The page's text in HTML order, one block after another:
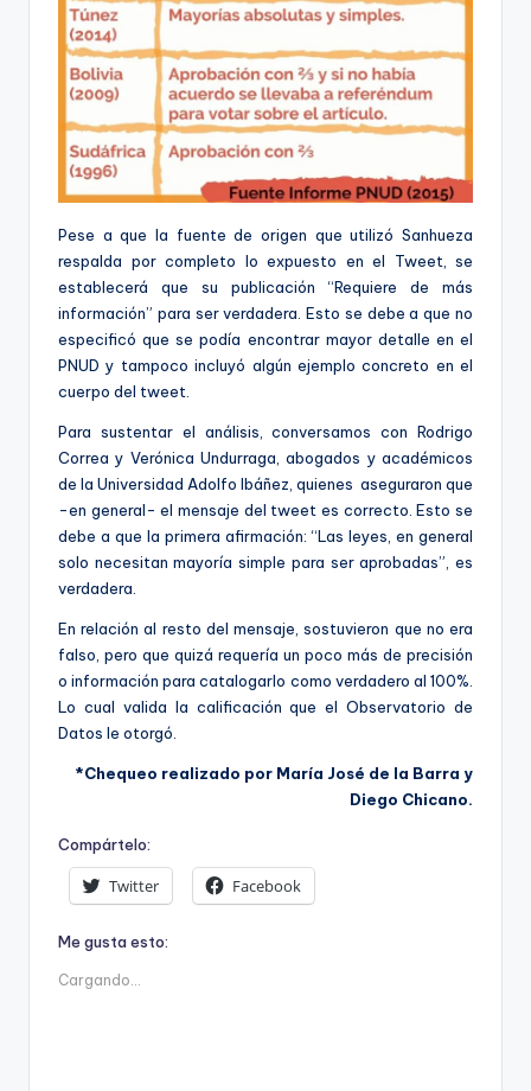
Pese a que la fuente de origen que utilizó Sanhueza
respalda por completo lo expuesto en el Tweet, se
establecerá que su publicación “Requiere de más
información” para ser verdadera. Esto se debe a que no
especificó que se podía encontrar mayor detalle en el
PNUD y tampoco incluyó algún ejemplo concreto en el
cuerpo del tweet.
Para sustentar el análisis, conversamos con Rodrigo
Correa y Verónica Undurraga, abogados y académicos
de la Universidad Adolfo Ibáñez, quienes aseguraron que
-en general- el mensaje del tweet es correcto. Esto se
debe a que la primera afirmación: “Las leyes, en general
solo necesitan mayoría simple para ser aprobadas”, es
verdadera.
En relación al resto del mensaje, sostuvieron que no era
falso, pero que quizá requería un poco más de precisión
o información para catalogarlo como verdadero al 100%.
Lo cual valida la calificación que el Observatorio de
Datos le otorgó.
*Chequeo realizado por María José de la Barra y
Diego Chicano.
Compártelo:
Twitter Facebook
Me gusta esto:
Cargando...